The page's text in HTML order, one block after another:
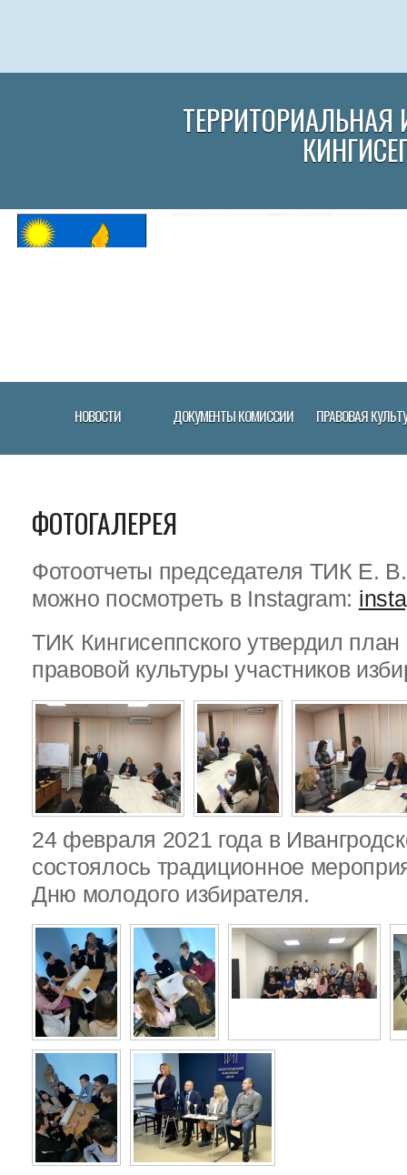
НОВОСТИ ДОКУМЕНТЫ КОМИССИИ ПРАВОВАЯ
ФОТОГАЛЕРЕЯ
Фотоотчеты председателя ТИК Е.
можно посмотреть в Instagram:
ТИК Кингисеппского утвердил
правовой культуры участников
24 февраля 2021 года в
состоялось традиционное
Дню молодого избирателя.